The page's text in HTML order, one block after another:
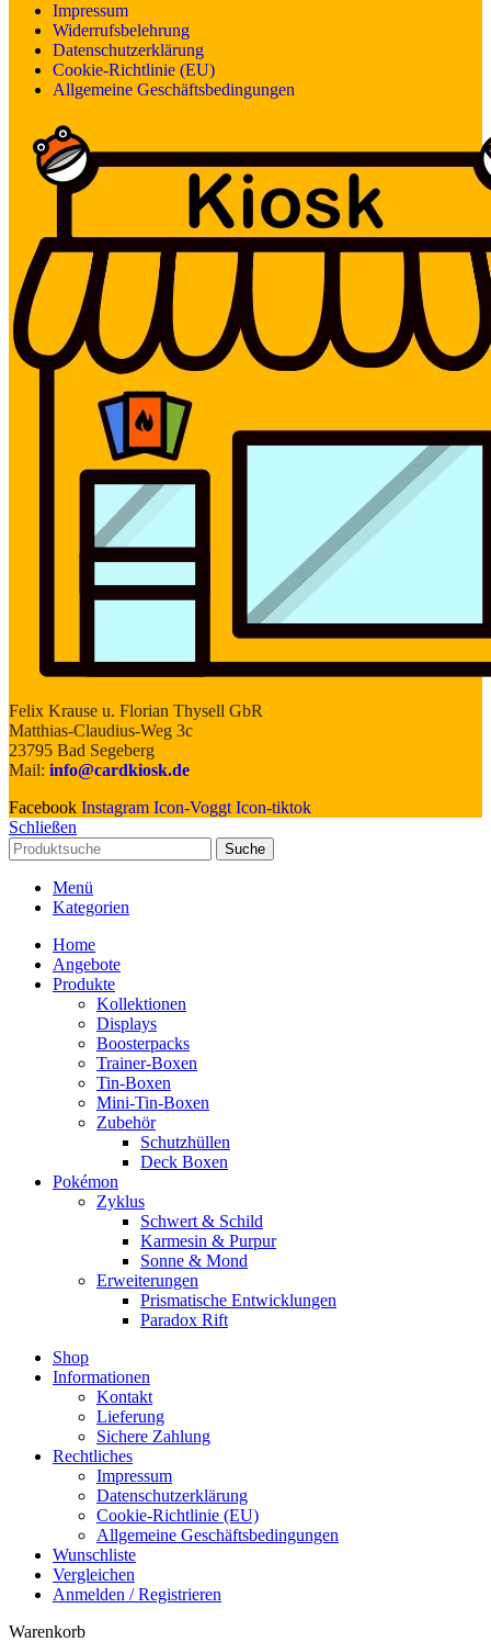
Impressum
Widerrufsbelehrung
Datenschutzerklärung
Cookie-Richtlinie (EU)
Allgemeine Geschäftsbedingungen
Felix Krause u. Florian Thysell GbR
Matthias-Claudius-Weg 3c
23795 Bad Segeberg
Mail: info@cardkiosk.de
Facebook Instagram Icon-Voggt Icon-tiktok
Schließen
Suche
Menü
Kategorien
Home
Angebote
Produkte
Kollektionen
Displays
Boosterpacks
Trainer-Boxen
Tin-Boxen
Mini-Tin-Boxen
Zubehör
Schutzhüllen
Deck Boxen
Pokémon
Zyklus
Schwert & Schild
Karmesin & Purpur
Sonne & Mond
Erweiterungen
Prismatische Entwicklungen
Paradox Rift
Shop
Informationen
Kontakt
Lieferung
Sichere Zahlung
Rechtliches
Impressum
Datenschutzerklärung
Cookie-Richtlinie (EU)
Allgemeine Geschäftsbedingungen
Wunschliste
Vergleichen
Anmelden / Registrieren
Warenkorb